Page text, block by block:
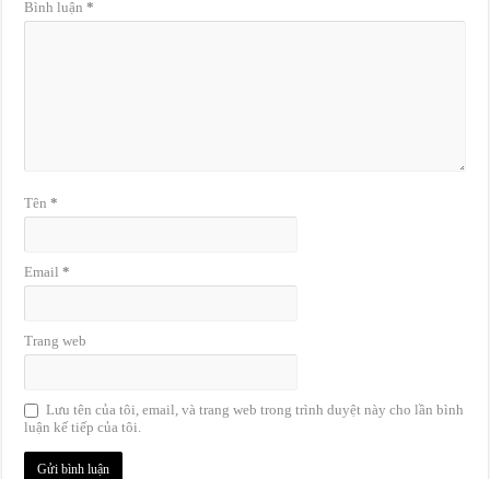
Bình luận*
Tên*
Email*
Trang web
Lưu tên của tôi, email, và trang web trong trình duyệt này cho lần bình
luận kế tiếp của tôi.